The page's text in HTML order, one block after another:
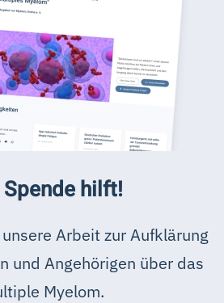
Spende hilft!
Arbeit zur Aufklärung
und Angehörigen über das
Myelom.